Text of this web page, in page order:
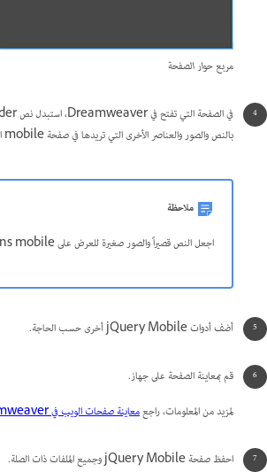
مربع حوار الصفحة
بالنص والصور والعناصر الأخرى التي تريدها في صفحة mobile الخاصة بك.
ملاحظة
اجعل النص قصيراً والصور صغيرة للعرض على screens mobile الصغيرة.
أضف أدوات jQuery Mobile أخرى حسب الحاجة.
قم بمعاينة الصفحة على جهاز.
لمزيد من المعلومات، راجعمعاينة صفحات الويب في Dreamweaver على أجهزة متعددة
احفظ صفحة jQuery Mobile وجميع الملفات ذات الصلة.